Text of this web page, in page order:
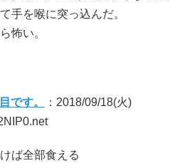
手を喉に突っ込んだ。
怖い。
です。
：2018/09/18(火)
ば全部食える